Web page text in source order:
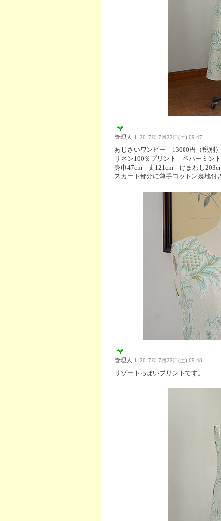
管理人Ｉ 2017年 7月22日(土) 09:47
あじさいワンピー 13000円（税別）
リネン100％プリント ペパーミント
身巾47cm 丈121cm けまわし
スカート部分に薄手コットン裏地付
管理人Ｉ 2017年 7月22日(土) 09:48
リゾートっぽいプリントです。